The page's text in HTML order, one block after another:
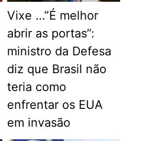
Vixe …”É melhor
abrir as portas”:
ministro da Defesa
diz que Brasil não
teria como
enfrentar os EUA
em invasão